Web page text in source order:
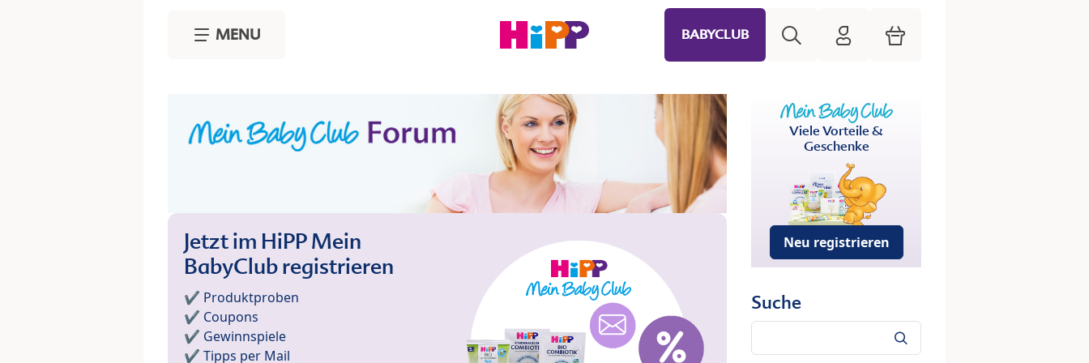
MENU BABYCLUB HiPP Mein Babyclub
Warenkorb
Jetzt im HiPP Mein
BabyClub registrieren
✔️ Produktproben
✔️ Coupons
✔️ Gewinnspiele
✔️ Tipps per Mail
Viele Vorteile &
Geschenke
Neu registrieren
Suche